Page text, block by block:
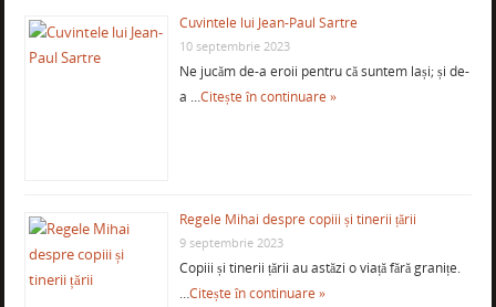
Cuvintele lui Jean-Paul Sartre
10 septembrie 2023
Ne jucăm de-a eroii pentru că suntem lași; și de-
a …Citește în continuare »
Regele Mihai despre copiii și tinerii țării
9 septembrie 2023
Copiii și tinerii țării au astăzi o viață fără granițe.
…Citește în continuare »